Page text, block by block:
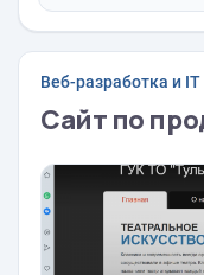
Веб-разработка и IT
Сайт по